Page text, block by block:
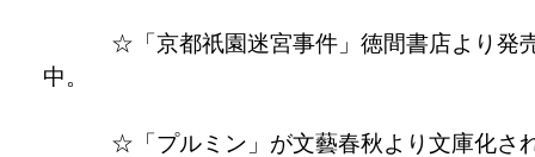
☆「京都祇園迷宮事件」徳間書店より発
中。
☆「プルミン」が文藝春秋より文庫化さ